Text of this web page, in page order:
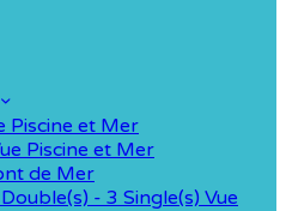
Piscine et Mer
Piscine et Mer
de Mer
- 3 Single(s) Vue